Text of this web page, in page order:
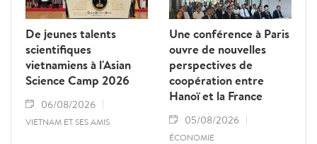
De jeunes talents
scientifiques
vietnamiens à l'Asian
Science Camp 2026
06/08/2026
VIETNAM ET SES AMIS
Une conférence à Paris
ouvre de nouvelles
perspectives de
coopération entre
Hanoï et la France
05/08/2026
ÉCONOMIE